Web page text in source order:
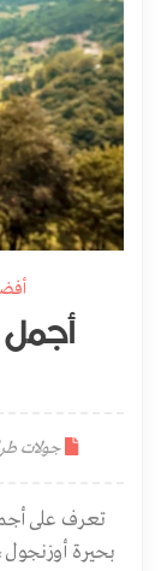
جولات
بحيرة